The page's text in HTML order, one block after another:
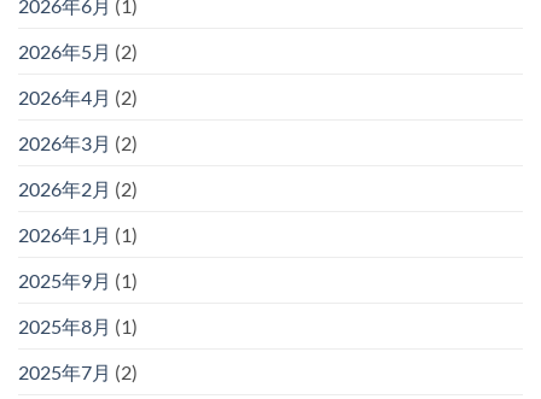
2026年6月 (1)
2026年5月 (2)
2026年4月 (2)
2026年3月 (2)
2026年2月 (2)
2026年1月 (1)
2025年9月 (1)
2025年8月 (1)
2025年7月 (2)